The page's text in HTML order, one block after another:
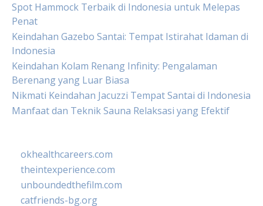
Spot Hammock Terbaik di Indonesia untuk Melepas
Penat
Keindahan Gazebo Santai: Tempat Istirahat Idaman di
Indonesia
Keindahan Kolam Renang Infinity: Pengalaman
Berenang yang Luar Biasa
Nikmati Keindahan Jacuzzi Tempat Santai di Indonesia
Manfaat dan Teknik Sauna Relaksasi yang Efektif
okhealthcareers.com
theintexperience.com
unboundedthefilm.com
catfriends-bg.org